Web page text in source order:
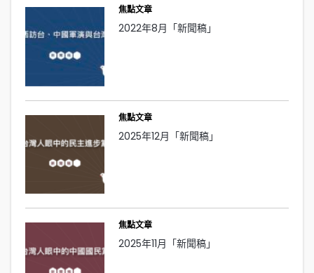
焦點文章
2022年8月「新聞稿」
焦點文章
2025年12月「新聞稿」
焦點文章
2025年11月「新聞稿」